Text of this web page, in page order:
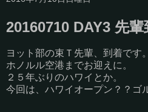
20160710 DAY3 先輩
ヨット部の束Ｔ先輩、到着です。
ホノルル空港までお迎えに。
２５年ぶりのハワイとか。
今回は、ハワイオープン？？ゴ